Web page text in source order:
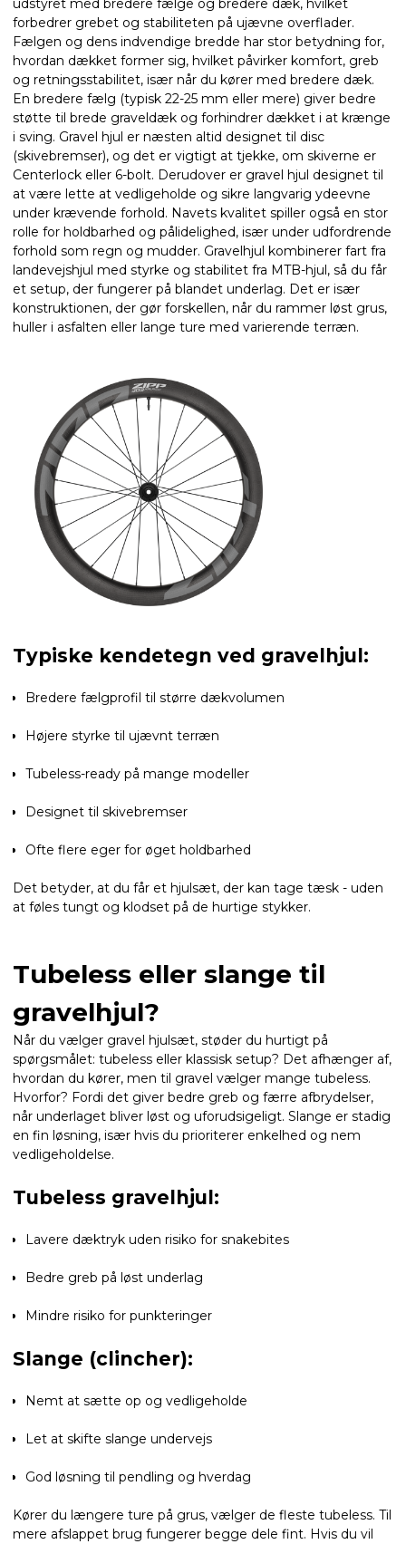
udstyret med bredere fælge og bredere dæk, hvilket
forbedrer grebet og stabiliteten på ujævne overflader.
Fælgen og dens indvendige bredde har stor betydning for,
hvordan dækket former sig, hvilket påvirker komfort, greb
og retningsstabilitet, især når du kører med bredere dæk.
En bredere fælg (typisk 22-25 mm eller mere) giver bedre
støtte til brede graveldæk og forhindrer dækket i at krænge
i sving. Gravel hjul er næsten altid designet til disc
(skivebremser), og det er vigtigt at tjekke, om skiverne er
Centerlock eller 6-bolt. Derudover er gravel hjul designet til
at være lette at vedligeholde og sikre langvarig ydeevne
under krævende forhold. Navets kvalitet spiller også en stor
rolle for holdbarhed og pålidelighed, især under udfordrende
forhold som regn og mudder. Gravelhjul kombinerer fart fra
landevejshjul med styrke og stabilitet fra MTB-hjul, så du får
et setup, der fungerer på blandet underlag. Det er især
konstruktionen, der gør forskellen, når du rammer løst grus,
huller i asfalten eller lange ture med varierende terræn.
Typiske kendetegn ved gravelhjul:
Bredere fælgprofil til større dækvolumen
Højere styrke til ujævnt terræn
Tubeless-ready på mange modeller
Designet til skivebremser
Ofte flere eger for øget holdbarhed
Det betyder, at du får et hjulsæt, der kan tage tæsk - uden
at føles tungt og klodset på de hurtige stykker.
Tubeless eller slange til
gravelhjul?
Når du vælger gravel hjulsæt, støder du hurtigt på
spørgsmålet: tubeless eller klassisk setup? Det afhænger af,
hvordan du kører, men til gravel vælger mange tubeless.
Hvorfor? Fordi det giver bedre greb og færre afbrydelser,
når underlaget bliver løst og uforudsigeligt. Slange er stadig
en fin løsning, især hvis du prioriterer enkelhed og nem
vedligeholdelse.
Tubeless gravelhjul:
Lavere dæktryk uden risiko for snakebites
Bedre greb på løst underlag
Mindre risiko for punkteringer
Slange (clincher):
Nemt at sætte op og vedligeholde
Let at skifte slange undervejs
God løsning til pendling og hverdag
Kører du længere ture på grus, vælger de fleste tubeless. Til
mere afslappet brug fungerer begge dele fint. Hvis du vil